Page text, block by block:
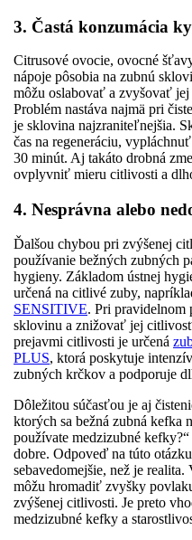
3. Častá konzumácia
Citrusové ovocie, ovocné
nápoje pôsobia na zubnú
môžu oslabovať a zvyšovať
Problém nastáva najmä pri
je sklovina najzraniteľnejšia.
čas na regeneráciu,
30 minút. Aj takáto drobná
ovplyvniť mieru citlivosti a
4. Nesprávna alebo
Ďalšou chybou pri zvýšenej
používanie bežných zubných
hygieny. Základom ústnej
určená na citlivé zuby,
SENSITIVE. Pri pravidelnom
sklovinu a znižovať jej
prejavmi citlivosti je určená
PLUS, ktorá poskytuje
zubných krčkov a podporuje
Dôležitou súčasťou je aj
ktorých sa bežná zubná kefka
používate medzizubné
dobre. Odpoveď na túto
sebavedomejšie, než je
môžu hromadiť zvyšky
zvýšenej citlivosti. Je preto
medzizubné kefky a